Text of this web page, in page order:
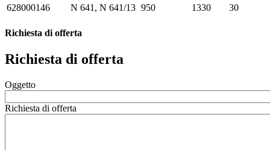
628000146
N 641, N 641/13 950 1330 30
Richiesta di offerta
Richiesta di offerta
Oggetto
Richiesta di offerta